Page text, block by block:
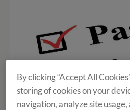
By clicking “Accept All
storing of cookies on your
navigation, analyze site usage,